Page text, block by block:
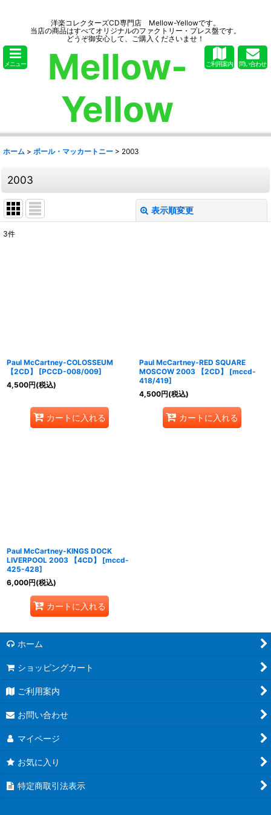
洋楽コレクターズCD専門店 Mellow-Yellowです。
当店の商品はすべてオリジナルのファクトリー・プレス盤です。
どうぞ御安心して、ご購入くださいませ！
メニュー
Mellow-
Yellow
ご利用案内 問い合わせ
ホーム > ポール・マッカートニー > 2003
2003
表示順変更
3件
Paul McCartney-COLOSSEUM
【2CD】
[PCCD-008/009]
4,500円(税込)
カートに入れる
Paul McCartney-RED SQUARE
MOSCOW 2003 【2CD】
[mccd-
418/419]
4,500円(税込)
カートに入れる
Paul McCartney-KINGS DOCK
LIVERPOOL 2003 【4CD】
[mccd-
425-428]
6,000円(税込)
カートに入れる
ホーム
ショッピングカート
ご利用案内
お問い合わせ
マイページ
お気に入り
特定商取引法表示